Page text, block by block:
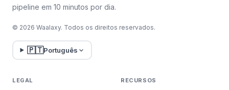
pipeline em 10 minutos por dia.
© 2026 Waalaxy. Todos os direitos reservados.
🇵🇹Português
LEGAL RECURSOS